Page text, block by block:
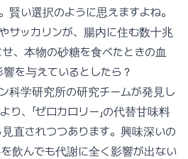
賢い選択のように思えますよね。
サッカリンが、腸内に住む数十兆
、本物の砂糖を食べたときの血
を与えているとしたら？
科学研究所の研究チームが発見し
り、「ゼロカロリー」の代替甘味料
直されつつあります。興味深いの
飲んでも代謝に全く影響が出ない